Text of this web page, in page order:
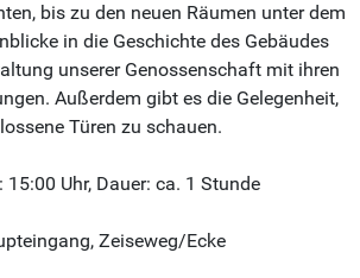
bis zu den neuen Räumen unter dem
in die Geschichte des Gebäudes
unserer Genossenschaft mit ihren
Außerdem gibt es die Gelegenheit,
Türen zu schauen.
Uhr, Dauer: ca. 1 Stunde
Zeiseweg/Ecke